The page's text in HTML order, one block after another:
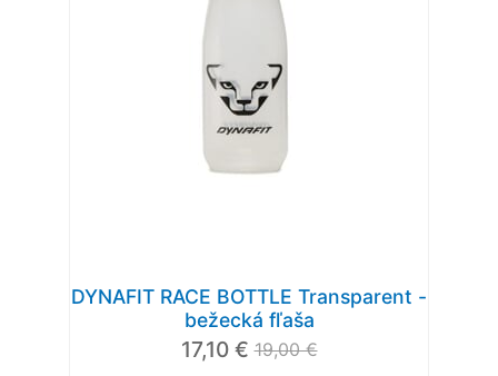
DYNAFIT RACE BOTTLE Transparent -
bežecká fľaša
17,10 € 19,00 €